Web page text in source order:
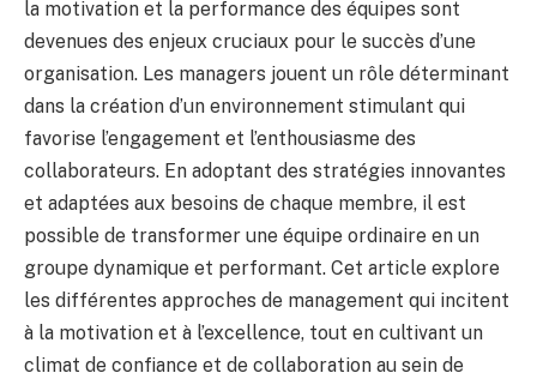
la motivation et la performance des équipes sont
devenues des enjeux cruciaux pour le succès d’une
organisation. Les managers jouent un rôle déterminant
dans la création d’un environnement stimulant qui
favorise l’engagement et l’enthousiasme des
collaborateurs. En adoptant des stratégies innovantes
et adaptées aux besoins de chaque membre, il est
possible de transformer une équipe ordinaire en un
groupe dynamique et performant. Cet article explore
les différentes approches de management qui incitent
à la motivation et à l’excellence, tout en cultivant un
climat de confiance et de collaboration au sein de